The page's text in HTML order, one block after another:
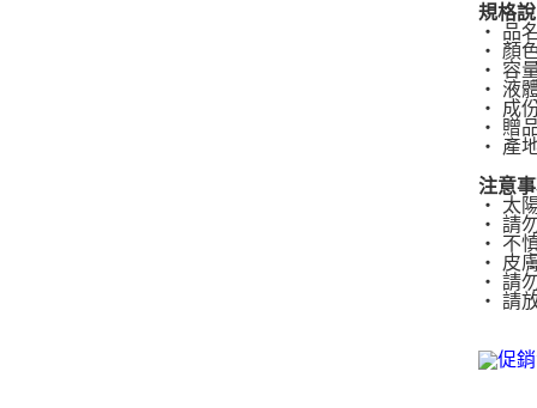
規格
‧ 品
‧ 顏
‧ 容
‧ 液
‧ 成
‧ 贈
‧ 產
注意
‧ 太
‧ 請
‧ 不
‧ 皮
‧ 請
‧ 請